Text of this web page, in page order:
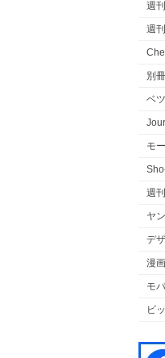
週
週
別
ベ
モ
週
ヤ
デ
漫
モ
ビ